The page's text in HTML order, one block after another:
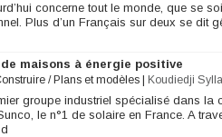
concerne tout le monde, que se
Plus d’un Français sur deux se dit
maisons à énergie positive
/ Plans et modèles Koudiedji Sylla
groupe industriel spécialisé dans la
le n°1 de solaire en France. A